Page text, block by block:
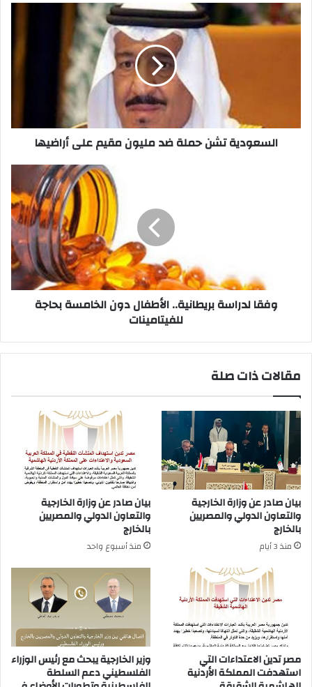
السعودية
تشن
حملة
السعودية تشن حملة ضد مليون مقيم على أراضيها
للفيتامينات
وفقا لدراسة بريطانية.. الأطفال دون الخامسة بحاجة
للفيتامينات
مقالات ذات صلة
بيان صادر عن وزارة الخارجية
والتعاون الدولي والمصريين
بالخارج
منذ 3 أيام
بيان صادر عن وزارة الخارجية
والتعاون الدولي والمصريين
بالخارج
منذ أسبوع واحد
مصر تدين الاعتداءات التي
استهدفت المملكة الأردنية
وزير الخارجية يبحث مع رئيس الوزراء
الفلسطيني دعم السلطة